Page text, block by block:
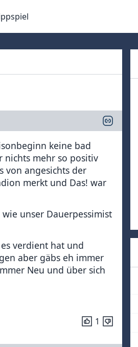
keine bad
nichts mehr so positiv
von angesichts der
merkt und Das! war
unser Dauerpessimist
verdient hat und
aber gäbs eh immer
Neu und über sich
1